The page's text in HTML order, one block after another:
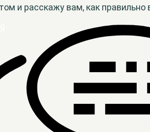
и расскажу вам, как